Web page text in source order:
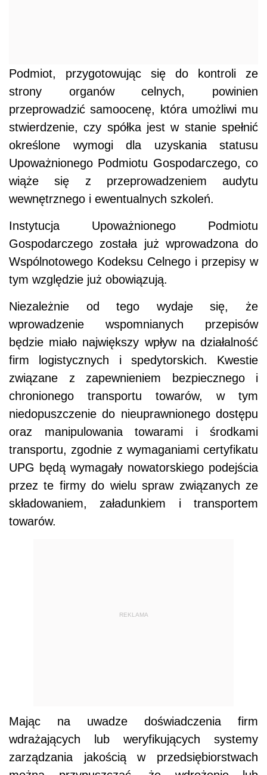
Podmiot, przygotowując się do kontroli ze
strony organów celnych, powinien
przeprowadzić samoocenę, która umożliwi mu
stwierdzenie, czy spółka jest w stanie spełnić
określone wymogi dla uzyskania statusu
Upoważnionego Podmiotu Gospodarczego, co
wiąże się z przeprowadzeniem audytu
wewnętrznego i ewentualnych szkoleń.
Instytucja Upoważnionego Podmiotu
Gospodarczego została już wprowadzona do
Wspólnotowego Kodeksu Celnego i przepisy w
tym względzie już obowiązują.
Niezależnie od tego wydaje się, że
wprowadzenie wspomnianych przepisów
będzie miało największy wpływ na działalność
firm logistycznych i spedytorskich. Kwestie
związane z zapewnieniem bezpiecznego i
chronionego transportu towarów, w tym
niedopuszczenie do nieuprawnionego dostępu
oraz manipulowania towarami i środkami
transportu, zgodnie z wymaganiami certyfikatu
UPG będą wymagały nowatorskiego podejścia
przez te firmy do wielu spraw związanych ze
składowaniem, załadunkiem i transportem
towarów.
REKLAMA
Mając na uwadze doświadczenia firm
wdrażających lub weryfikujących systemy
zarządzania jakością w przedsiębiorstwach